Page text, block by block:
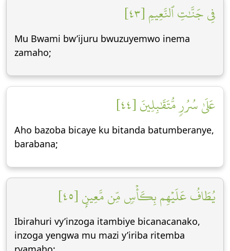
فِي جَنَّٰتِ ٱلنَّعِيمِ [٤٣]
Mu Bwami bw’ijuru bwuzuyemwo inema
zamaho;
عَلَىٰ سُرُرٖ مُّتَقَٰبِلِينَ [٤٤]
Aho bazoba bicaye ku bitanda batumberanye,
barabana;
يُطَافُ عَلَيۡهِم بِكَأۡسٖ مِّن مَّعِينِۭ [٤٥]
Ibirahuri vy’inzoga itambiye bicanacanako,
inzoga yengwa mu mazi y’iriba ritemba